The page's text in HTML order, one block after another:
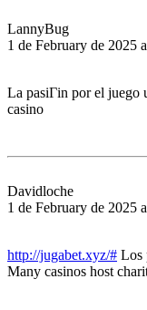
LannyBug
1 de February de 2025
La pasiГіn por el juego
casino
Davidloche
1 de February de 2025
http://jugabet.xyz/# Los
Many casinos host